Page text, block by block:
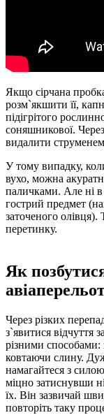
Якщо сірчана
розм`якшити її,
підігрітого
соняшникової.
видалити
У тому випадку,
вухо, можна
паличками. Але ні в
гострий предмет
заточеного
перетинку.
Як
Через різких
з`явитися відчуття
різними способами:
ковтаючи слину.
намагайтеся з
міцно затиснувши
їх. Він зазвичай
повторіть таку